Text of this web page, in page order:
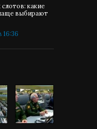
какие
выбирают
16:36